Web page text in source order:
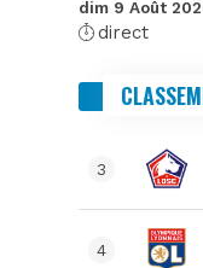
dim 9 Août
direct
3
4